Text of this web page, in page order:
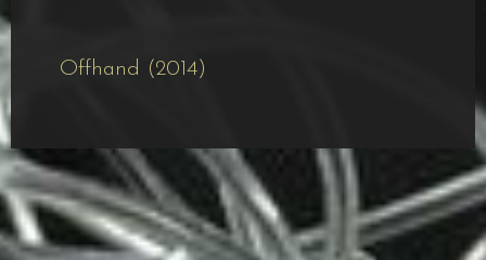
Offhand (2014)